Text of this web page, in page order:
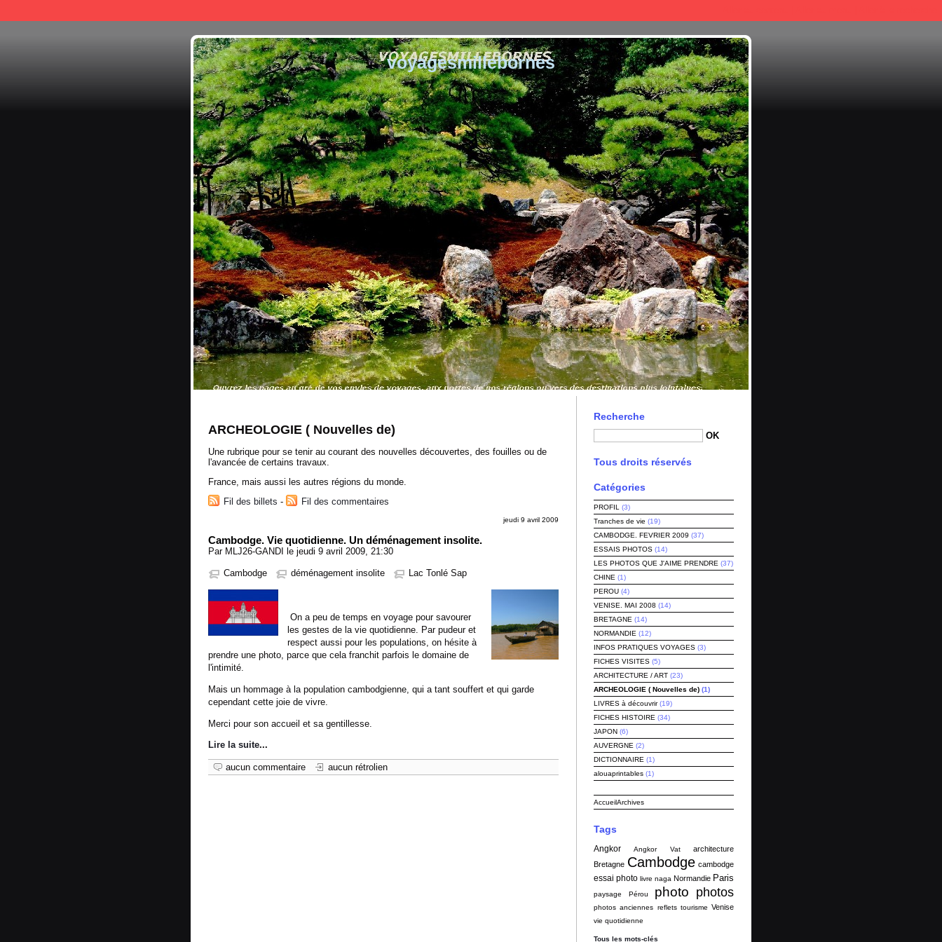
voyagesmillebornes
ARCHEOLOGIE ( Nouvelles de)
Une rubrique pour se tenir au courant des nouvelles découvertes, des fouilles ou de
l'avancée de certains travaux.
France, mais aussi les autres régions du monde.
Fil des billets - Fil des commentaires
jeudi 9 avril 2009
Cambodge. Vie quotidienne. Un déménagement insolite.
Par MLJ26-GANDI le jeudi 9 avril 2009, 21:30
Cambodge déménagement insolite Lac Tonlé Sap
On a peu de temps en voyage pour savourer
les gestes de la vie quotidienne. Par pudeur et
respect aussi pour les populations, on hésite à
prendre une photo, parce que cela franchit parfois le domaine de
l'intimité.
Mais un hommage à la population cambodgienne, qui a tant souffert et qui garde
cependant cette joie de vivre.
Merci pour son accueil et sa gentillesse.
Lire la suite...
aucun commentaire aucun rétrolien
Recherche
Tous droits réservés
Catégories
PROFIL
(3)
Tranches de vie (19)
CAMBODGE. FEVRIER 2009 (37)
ESSAIS PHOTOS (14)
LES PHOTOS QUE J'AIME PRENDRE (37)
CHINE (1)
PEROU (4)
VENISE. MAI 2008 (14)
BRETAGNE (14)
NORMANDIE (12)
INFOS PRATIQUES VOYAGES (3)
FICHES VISITES (5)
ARCHITECTURE / ART (23)
ARCHEOLOGIE ( Nouvelles de) (1)
LIVRES à découvrir (19)
FICHES HISTOIRE (34)
JAPON (6)
AUVERGNE (2)
DICTIONNAIRE (1)
alouaprintables (1)
AccueilArchives
Tags
Angkor Angkor Vat
architecture
Bretagne Cambodge cambodge
essai photo livre naga Normandie Paris
paysage Pérou photo photos
photos anciennes reflets tourisme Venise
vie quotidienne
Tous les mots-clés